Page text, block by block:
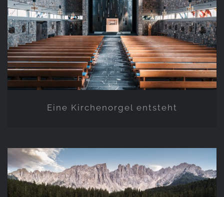
Eine Kirchenorgel entsteht
Eine Kirchenorgel entsteht